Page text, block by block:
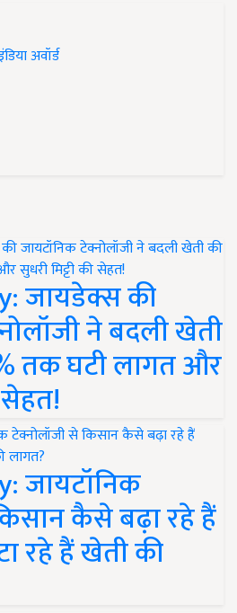
अवॉर्ड
जायडेक्स की
ने बदली खेती
तक घटी लागत और
सेहत!
जायटॉनिक
कैसे बढ़ा रहे हैं
रहे हैं खेती की